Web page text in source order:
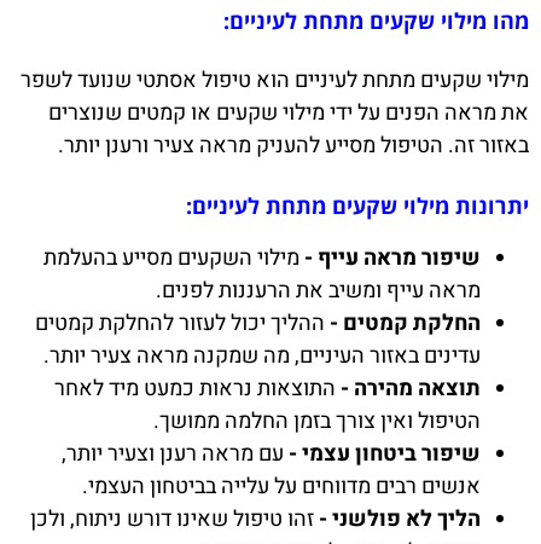
מהו מילוי שקעים מתחת לעיניים:
מילוי שקעים מתחת לעיניים הוא טיפול אסתטי שנועד לשפר
את מראה הפנים על ידי מילוי שקעים או קמטים שנוצרים
באזור זה. הטיפול מסייע להעניק מראה צעיר ורענן יותר.
יתרונות מילוי שקעים מתחת לעיניים:
שיפור מראה עייף - מילוי השקעים מסייע בהעלמת
מראה עייף ומשיב את הרעננות לפנים.
החלקת קמטים - ההליך יכול לעזור להחלקת קמטים
עדינים באזור העיניים, מה שמקנה מראה צעיר יותר.
תוצאה מהירה - התוצאות נראות כמעט מיד לאחר
הטיפול ואין צורך בזמן החלמה ממושך.
שיפור ביטחון עצמי - עם מראה רענן וצעיר יותר,
אנשים רבים מדווחים על עלייה בביטחון העצמי.
הליך לא פולשני -זהו טיפול שאינו דורש ניתוח, ולכן